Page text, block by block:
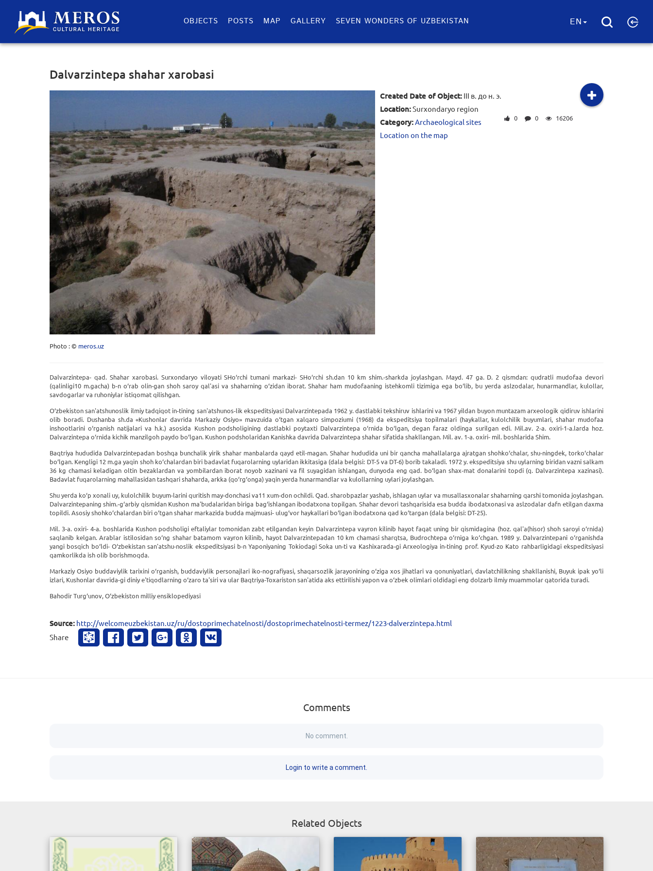
OBJECTS POSTS MAP GALLERY SEVEN WONDERS OF UZBEKISTAN EN
Dalvarzintepa shahar xarobasi
Photo : © meros.uz
Created Date of Object:III в. до н. э.
Location:Surxondaryo region
Category:Archaeological sites
Location on the map
0 0 16206
Dalvarzintepa- qad. Shahar xarobasi. Surxondaryo viloyati SHo‘rchi tumani markazi- SHo‘rchi sh.dan 10 km shim.-sharkda joylashgan. Mayd. 47 ga. D. 2 qismdan: qudratli mudofaa devori
(qalinligi10 m.gacha) b-n o‘rab olin-gan shoh saroy qal'asi va shaharning o‘zidan iborat. Shahar ham mudofaaning istehkomli tizimiga ega bo‘lib, bu yerda aslzodalar, hunarmandlar, kulollar,
savdogarlar va ruhoniylar istiqomat qilishgan.
O‘zbekiston san'atshunoslik ilmiy tadqiqot in-tining san'atshunos-lik ekspeditsiyasi Dalvarzintepada 1962 y. dastlabki tekshiruv ishlarini va 1967 yildan buyon muntazam arxeologik qidiruv ishlarini
olib boradi. Dushanba sh.da «Kushonlar davrida Markaziy Osiyo» mavzuida o‘tgan xalqaro simpoziumi (1968) da ekspeditsiya topilmalari (haykallar, kulolchilik buyumlari, shahar mudofaa
inshootlarini o‘rganish natijalari va h.k.) asosida Kushon podsholigining dastlabki poytaxti Dalvarzintepa o‘rnida bo‘lgan, degan faraz oldinga surilgan edi. Mil.av. 2-a. oxiri-1-a.larda hoz.
Dalvarzintepa o‘rnida kichik manzilgoh paydo bo‘lgan. Kushon podsholaridan Kanishka davrida Dalvarzintepa shahar sifatida shakllangan. Mil. av. 1-a. oxiri- mil. boshlarida Shim.
Baqtriya hududida Dalvarzintepadan boshqa bunchalik yirik shahar manbalarda qayd etil-magan. Shahar hududida uni bir qancha mahallalarga ajratgan shohko‘chalar, shu-ningdek, torko‘chalar
bo‘lgan. Kengligi 12 m.ga yaqin shoh ko‘chalardan biri badavlat fuqarolarning uylaridan ikkitasiga (dala belgisi: DT-5 va DT-6) borib takaladi. 1972 y. ekspeditsiya shu uylarning biridan vazni salkam
36 kg chamasi keladigan oltin bezaklardan va yombilardan iborat noyob xazinani va fil suyagidan ishlangan, dunyoda eng qad. bo‘lgan shax-mat donalarini topdi (q. Dalvarzintepa xazinasi).
Badavlat fuqarolarning mahallasidan tashqari shaharda, arkka (qo‘rg‘onga) yaqin yerda hunarmandlar va kulollarning uylari joylashgan.
Shu yerda ko‘p xonali uy, kulolchilik buyum-larini quritish may-donchasi va11 xum-don ochildi. Qad. sharobpazlar yashab, ishlagan uylar va musallasxonalar shaharning qarshi tomonida joylashgan.
Dalvarzintepaning shim.-g‘arbiy qismidan Kushon ma'budalaridan biriga bag‘ishlangan ibodatxona topilgan. Shahar devori tashqarisida esa budda ibodatxonasi va aslzodalar dafn etilgan daxma
topildi. Asosiy shohko‘chalardan biri o‘tgan shahar markazida budda majmuasi- ulug‘vor haykallari bo‘lgan ibodatxona qad ko‘targan (dala belgisi: DT-25).
Mil. 3-a. oxiri- 4-a. boshlarida Kushon podsholigi eftaliylar tomonidan zabt etilgandan keyin Dalvarzintepa vayron kilinib hayot faqat uning bir qismidagina (hoz. qal'a(hisor) shoh saroyi o‘rnida)
saqlanib kelgan. Arablar istilosidan so‘ng shahar batamom vayron kilinib, hayot Dalvarzintepadan 10 km chamasi sharqtsa, Budrochtepa o‘rniga ko‘chgan. 1989 y. Dalvarzintepani o‘rganishda
yangi bosqich bo‘ldi- O‘zbekistan san'atshu-noslik ekspeditsiyasi b-n Yaponiyaning Tokiodagi Soka un-ti va Kashixarada-gi Arxeologiya in-tining prof. Kyud-zo Kato rahbarligidagi ekspeditsiyasi
qamkorlikda ish olib borishmoqda.
Markaziy Osiyo buddaviylik tarixini o‘rganish, buddaviylik personajlari iko-nografiyasi, shaqarsozlik jarayonining o‘ziga xos jihatlari va qonuniyatlari, davlatchilikning shakllanishi, Buyuk ipak yo‘li
izlari, Kushonlar davrida-gi diniy e'tiqodlarning o‘zaro ta'siri va ular Baqtriya-Toxariston san'atida aks ettirilishi yapon va o‘zbek olimlari oldidagi eng dolzarb ilmiy muammolar qatorida turadi.
Bahodir Turg‘unov, O‘zbekiston milliy ensiklopediyasi
Source: http://welcomeuzbekistan.uz/ru/dostoprimechatelnosti/dostoprimechatelnosti-termez/1223-dalverzintepa.html
Share
Comments
No comment.
Login to write a comment.
Related Objects